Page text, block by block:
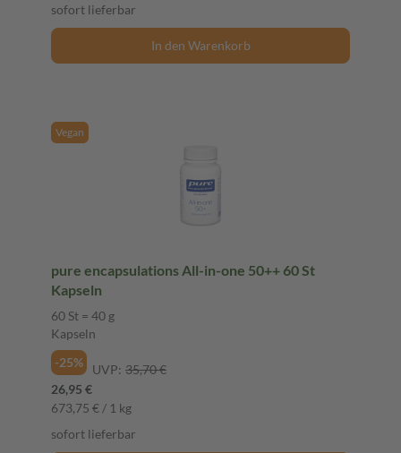
sofort lieferbar
In den Warenkorb
Vegan
pure encapsulations All-in-one 50++ 60 St
Kapseln
60 St = 40 g
Kapseln
-25%
UVP: 35,70 €
26,95 €
673,75 € / 1 kg
sofort lieferbar